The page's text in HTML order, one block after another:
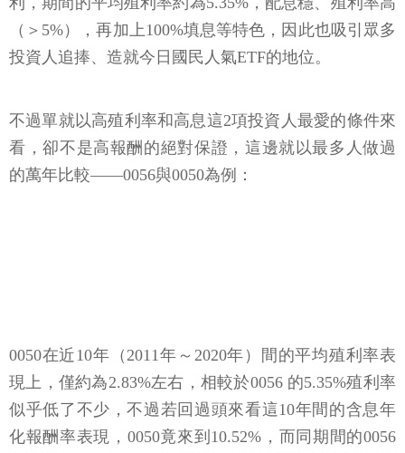
（＞5%），再加上100%填息等特色，因此也吸引眾多
投資人追捧、造就今日國民人氣ETF的地位。
不過單就以高殖利率和高息這2項投資人最愛的條件來
看，卻不是高報酬的絕對保證，這邊就以最多人做過
的萬年比較——0056與0050為例：
0050在近10年（2011年～2020年）間的平均殖利率表
現上，僅約為2.83%左右，相較於0056 的5.35%殖利率
似乎低了不少，不過若回過頭來看這10年間的含息年
化報酬率表現，0050竟來到10.52%，而同期間的0056